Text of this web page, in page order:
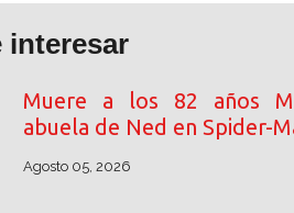
interesar
Muere a los 82 años
abuela de Ned en Spider-
Agosto 05, 2026